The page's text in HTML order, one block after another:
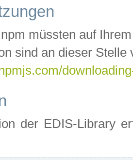
müssten auf
sind an dieser Stelle
der EDIS-Library